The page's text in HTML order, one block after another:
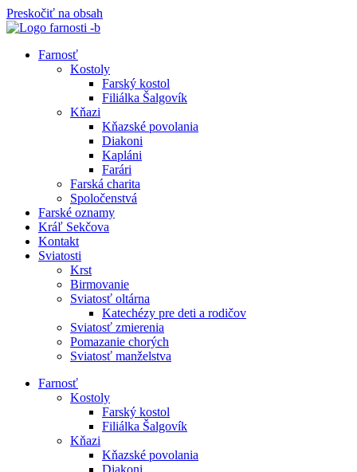
Preskočiť na obsah
Farnosť
Kostoly
Farský kostol
Filiálka Šalgovík
Kňazi
Kňazské povolania
Diakoni
Kapláni
Farári
Farská charita
Spoločenstvá
Farské oznamy
Kráľ Sekčova
Kontakt
Sviatosti
Krst
Birmovanie
Sviatosť oltárna
Katechézy pre deti a rodičov
Sviatosť zmierenia
Pomazanie chorých
Sviatosť manželstva
Farnosť
Kostoly
Farský kostol
Filiálka Šalgovík
Kňazi
Kňazské povolania
Diakoni